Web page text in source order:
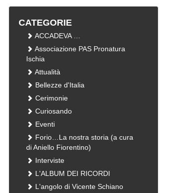
CATEGORIE
ACCADEVA …
Associazione PAS Pronatura
Ischia
Attualità
Bellezze d'Italia
Cerimonie
Curiosando
Eventi
Forio…La nostra storia (a cura
di Aniello Fiorentino)
Interviste
L'ALBUM DEI RICORDI
L'angolo di Vicente Schiano